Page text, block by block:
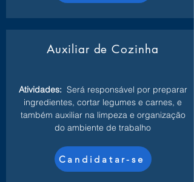
Auxiliar de Cozinha
Atividades: Será responsável por preparar
ingredientes, cortar legumes e carnes, e
também auxiliar na limpeza e organização
do ambiente de trabalho
Candidatar-se